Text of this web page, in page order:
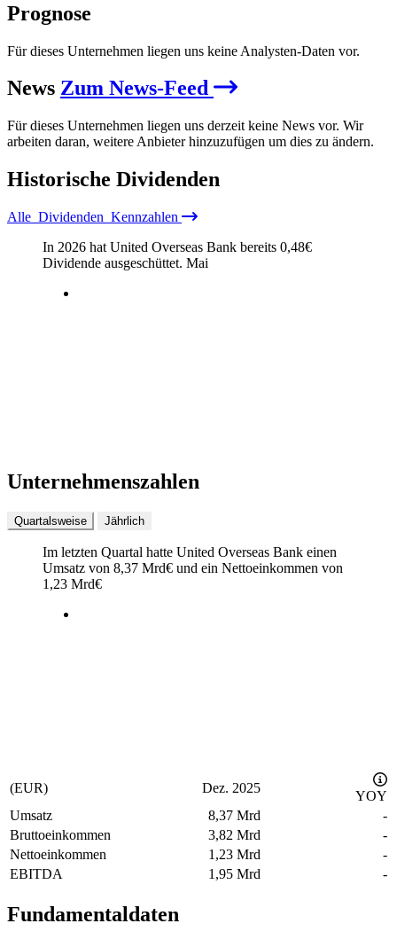
Prognose
Für dieses Unternehmen liegen uns keine Analysten-Daten vor.
News Zum News-Feed
Für dieses Unternehmen liegen uns derzeit keine News vor. Wir
arbeiten daran, weitere Anbieter hinzuzufügen um dies zu ändern.
Historische Dividenden
Alle Dividenden Kennzahlen
In 2026 hat United Overseas Bank bereits 0,48€
Dividende ausgeschüttet. Mai
Unternehmenszahlen
Quartalsweise Jährlich
Im letzten Quartal hatte United Overseas Bank einen
Umsatz von 8,37 Mrd€ und ein Nettoeinkommen von
1,23 Mrd€
(EUR) Dez. 2025
YOY
Umsatz
8,37 Mrd
-
Bruttoeinkommen
3,82 Mrd
-
Nettoeinkommen
1,23 Mrd
-
EBITDA
1,95 Mrd -
Fundamentaldaten